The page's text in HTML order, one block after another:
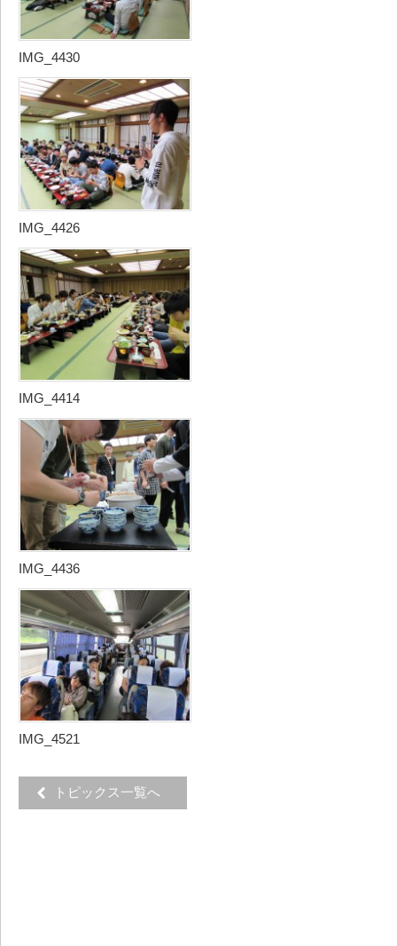
IMG_4430
IMG_4426
IMG_4414
IMG_4436
IMG_4521
トピックス一覧へ